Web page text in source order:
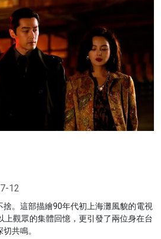
12
捨。這部描繪90年代初上海灘風貌的電視
上觀眾的集體回憶，更引發了兩位身在台
共鳴。